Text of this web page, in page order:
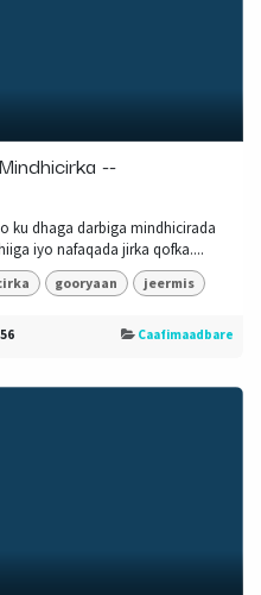
--
ku dhaga darbiga mindhicirada
iyo nafaqada jirka qofka....
gooryaan jeermis
Caafimaadbare